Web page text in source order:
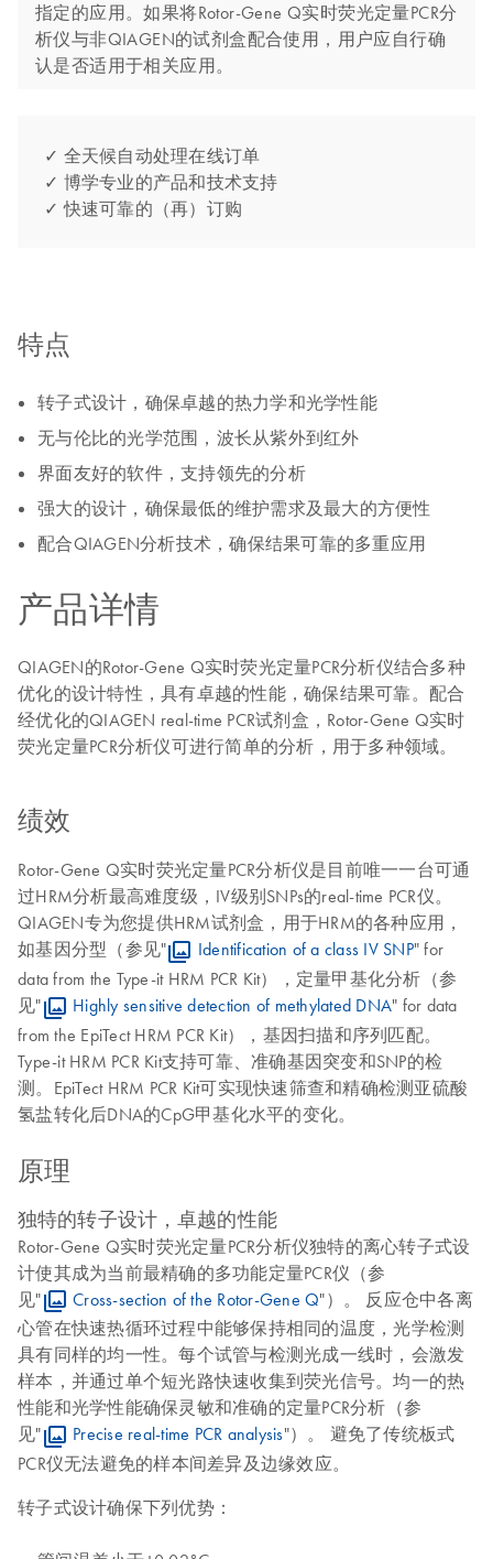
指定的应用。如果将Rotor-Gene Q实时荧光定量PCR分
析仪与非QIAGEN的试剂盒配合使用，用户应自行确
认是否适用于相关应用。
✓ 全天候自动处理在线订单
✓ 博学专业的产品和技术支持
✓ 快速可靠的（再）订购
特点
转子式设计，确保卓越的热力学和光学性能
无与伦比的光学范围，波长从紫外到红外
界面友好的软件，支持领先的分析
强大的设计，确保最低的维护需求及最大的方便性
配合QIAGEN分析技术，确保结果可靠的多重应用
产品详情
QIAGEN的Rotor-Gene Q实时荧光定量PCR分析仪结合多种
优化的设计特性，具有卓越的性能，确保结果可靠。配合
经优化的QIAGEN real-time PCR试剂盒，Rotor-Gene Q实时
荧光定量PCR分析仪可进行简单的分析，用于多种领域。
绩效
Rotor-Gene Q实时荧光定量PCR分析仪是目前唯一一台可通
过HRM分析最高难度级，IV级别SNPs的real-time PCR仪。
QIAGEN专为您提供HRM试剂盒，用于HRM的各种应用，
如基因分型（参见"
Identification of a class IV SNP" for
data from the Type-it HRM PCR Kit），定量甲基化分析（参
见"
Highly sensitive detection of methylated DNA" for data
from the EpiTect HRM PCR Kit），基因扫描和序列匹配。
Type-it HRM PCR Kit支持可靠、准确基因突变和SNP的检
测。EpiTect HRM PCR Kit可实现快速筛查和精确检测亚硫酸
氢盐转化后DNA的CpG甲基化水平的变化。
原理
独特的转子设计，卓越的性能
Rotor-Gene Q实时荧光定量PCR分析仪独特的离心转子式设
计使其成为当前最精确的多功能定量PCR仪（参
见"
Cross-section of the Rotor-Gene Q"）。 反应仓中各离
心管在快速热循环过程中能够保持相同的温度，光学检测
具有同样的均一性。每个试管与检测光成一线时，会激发
样本，并通过单个短光路快速收集到荧光信号。均一的热
性能和光学性能确保灵敏和准确的定量PCR分析（参
见"
Precise real-time PCR analysis"）。 避免了传统板式
PCR仪无法避免的样本间差异及边缘效应。
转子式设计确保下列优势：